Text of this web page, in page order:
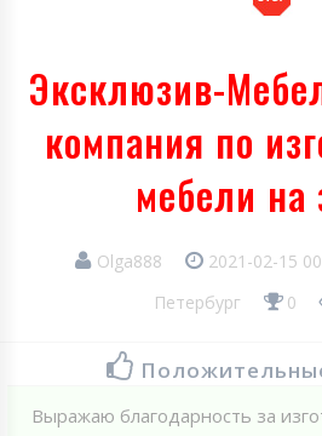
Эксклюзив-
компания по
мебели на
Olga888 2021-02-15
Петербург
0
Выражаю благодарность за